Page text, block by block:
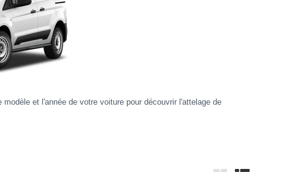
et l'année de votre voiture pour découvrir l'attelage de